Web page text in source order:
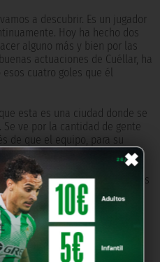
×
a descubrir. Es un jugador
Hoy ha hecho dos
alguno más y bien por las
actuaciones de Cuéllar, ha
cuatro goles que él
esta es una ciudad donde se
ve por la cantidad de gente
de que el equipo, para su
que en el fútbol los
Cuando los equipos
ver dónde han cometido esos
en positivo e intentar
que quedar lamentándose
son complicadas y más